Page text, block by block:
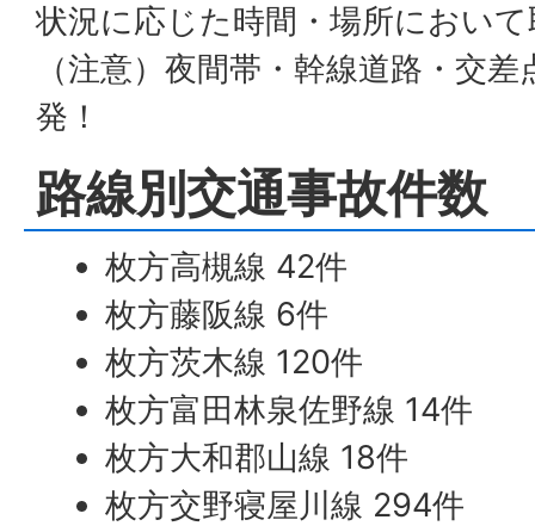
状況に応じた時間・場所におい
（注意）夜間帯・幹線道路・交
発！
路線別交通事故件数
枚方高槻線 42件
枚方藤阪線 6件
枚方茨木線 120件
枚方富田林泉佐野線 14件
枚方大和郡山線 18件
枚方交野寝屋川線 294件